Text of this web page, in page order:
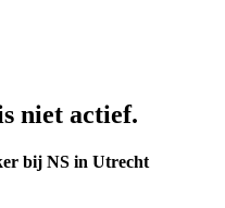
niet actief.
bij NS in Utrecht